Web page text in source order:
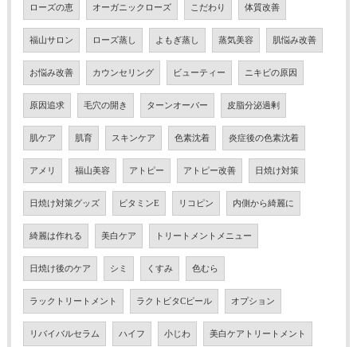
ローズの恵 オーガニックローズ こだわり 体質改善
福山サロン ローズ蒸し よもぎ蒸し 蒸気美容 肌悩み改善
お悩み改善 カウンセリング ビューティー ニキビの原因
原因追求 毛穴の開き ターンオーバー 皮脂分泌過剰
肌ケア 肌育 スキンケア 色素沈着 炎症後の色素沈着
アメリ 福山美容 アトピー アトピー改善 日焼け対策
日焼け対策グッズ ビタミンE リコピン 内側から綺麗に
綺麗は作れる 美白ケア トリートメントメニュー
日焼け後のケア シミ くすみ 色むら
ラックトリートメント ラクトビタCピール オプション
リバイバルセラム ハイフ 小じわ 美白ケアトリートメント